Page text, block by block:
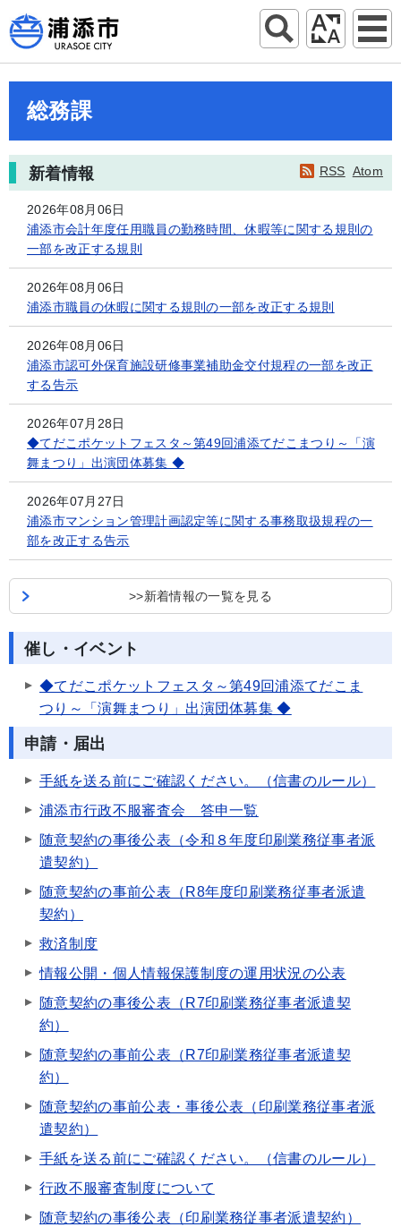
総務課
RSS Atom
新着情報
2026年08月06日
浦添市会計年度任用職員の勤務時間、休暇等に関する規則の
一部を改正する規則
2026年08月06日
浦添市職員の休暇に関する規則の一部を改正する規則
2026年08月06日
浦添市認可外保育施設研修事業補助金交付規程の一部を改正
する告示
2026年07月28日
◆てだこポケットフェスタ～第49回浦添てだこまつり～「演
舞まつり」出演団体募集 ◆
2026年07月27日
浦添市マンション管理計画認定等に関する事務取扱規程の一
部を改正する告示
>>新着情報の一覧を見る
催し・イベント
◆てだこポケットフェスタ～第49回浦添てだこま
つり～「演舞まつり」出演団体募集 ◆
申請・届出
手紙を送る前にご確認ください。（信書のルール）
浦添市行政不服審査会 答申一覧
随意契約の事後公表（令和８年度印刷業務従事者派
遣契約）
随意契約の事前公表（R8年度印刷業務従事者派遣
契約）
救済制度
情報公開・個人情報保護制度の運用状況の公表
随意契約の事後公表（R7印刷業務従事者派遣契
約）
随意契約の事前公表（R7印刷業務従事者派遣契
約）
随意契約の事前公表・事後公表（印刷業務従事者派
遣契約）
手紙を送る前にご確認ください。（信書のルール）
行政不服審査制度について
随意契約の事後公表（印刷業務従事者派遣契約）